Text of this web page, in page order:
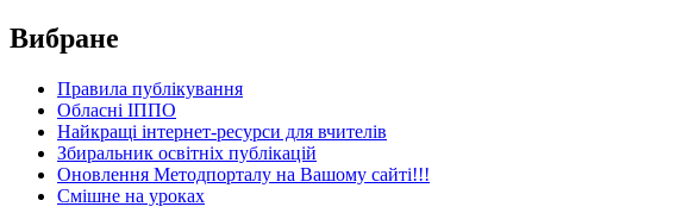
Вибране
Правила публікування
Обласні ІППО
Найкращі інтернет-ресурси для вчителів
Збиральник освітніх публікацій
Оновлення Методпорталу на Вашому сайті!!!
Cмішне на уроках